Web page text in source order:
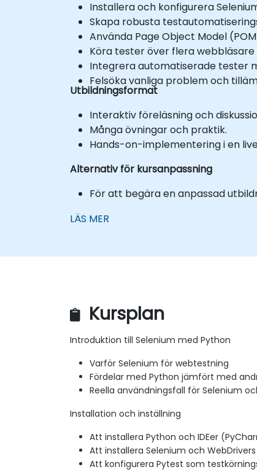
Installera och konfigurera
Skapa robusta
Använda Page Object Model
Köra tester över flera webbläsare
Integrera automatiserade tester
Felsöka vanliga problem och
Utbildningsformat
Interaktiv föreläsning och
Många övningar och praktik.
Hands-on-implementering i en
Alternativ för kursanpassning
För att begära en anpassad
LÄS MER
Kursplan
Introduktion till Selenium med Python
Varför Selenium för webtestning
Fördelar med Python jämfört med
Reella användningsfall för Selenium
Installation och inställning
Att installera Python och IDEer
Att installera Selenium och WebDrivers
Att konfigurera Pytest som